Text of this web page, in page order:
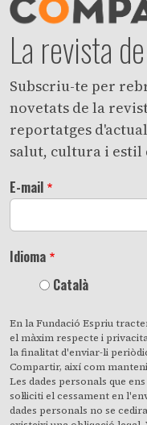
La revista
Subscriu-te per
novetats de la
reportatges
salut, cultura i estil
E-mail
Idioma
Català
En la Fundació Espriu
el màxim respecte i
la finalitat d'enviar-li
Compartir, així com
Les dades personals que
sol·liciti el cessament en
dades personals no se